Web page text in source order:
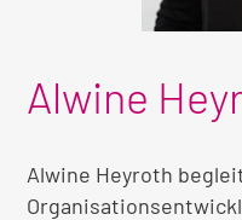
Alwine
Alwine Heyroth